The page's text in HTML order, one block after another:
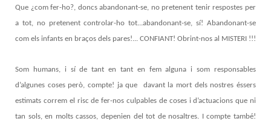
Que ¿com fer-ho?, doncs abandonant-se, no pretenent tenir respostes per
a tot, no pretenent controlar-ho tot...abandonant-se, sí! Abandonant-se
com els infants en braços dels pares!... CONFIANT! Obrint-nos al MISTERI !!!
Som humans, i sí de tant en tant en fem alguna i som responsables
d’algunes coses però, compte! ja que davant la mort dels nostres éssers
estimats correm el risc de fer-nos culpables de coses i d’actuacions que ni
tan sols, en molts cassos, depenien del tot de nosaltres. I compte també!